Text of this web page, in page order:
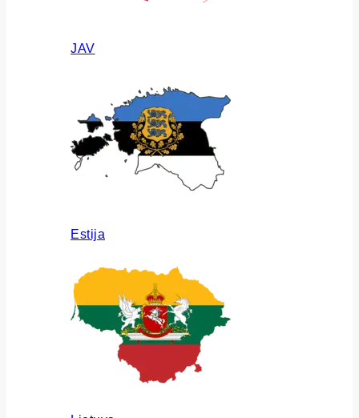
JAV
Estija